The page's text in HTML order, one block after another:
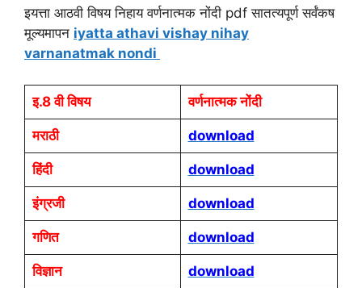
इयत्ता आठवी विषय निहाय वर्णनात्मक नोंदी pdf सातत्यपूर्ण सर्वंकष
मूल्यमापन iyatta athavi vishay nihay
varnanatmak nondi
इ.8 वी विषय वर्णनात्मक नोंदी
मराठी download
हिंदी download
इंग्रजी download
गणित download
विज्ञान download